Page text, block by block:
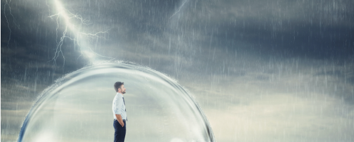
Zubehör
Systemübersicht